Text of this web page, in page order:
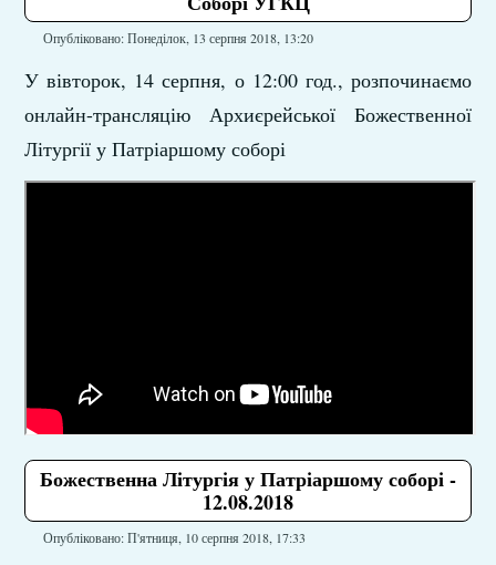
Опубліковано: Понеділок, 13 серпня 2018, 13:20
У вівторок, 14 серпня, о 12:00 год., розпочинаємо
онлайн-трансляцію Архиєрейської Божественної
Літургії у Патріаршому соборі
Божественна Літургія у Патріаршому соборі -
12.08.2018
Опубліковано: П'ятниця, 10 серпня 2018, 17:33